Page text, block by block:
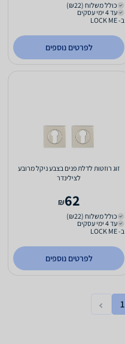
כולל משלוח (₪22)
עד 4 ימי עסקים
ב- LOCK ME
לפרטים נוספים
זוג רוזטות לדלת פנים בצבע ניקל מרובע
לצילינדר
62
₪
כולל משלוח (₪22)
עד 4 ימי עסקים
ב- LOCK ME
לפרטים נוספים
1